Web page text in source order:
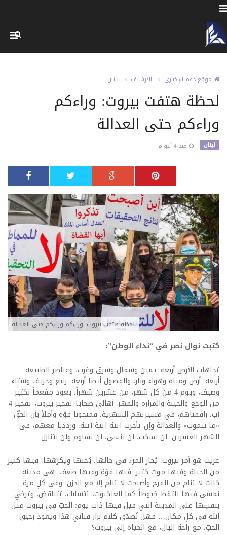
موقع دعم الإخباري الارشيف لبنان
لحظة هتفت بيروت: وراءكم
وراءكم حتى العدالة
لبنان منذ 4 أعوام
لحظة هتفت بيروت: وراءكم وراءكم حتى العدالة
كتبت نوال نصر في “نداء الوطن”:
تجاهات الأرض أربعة: يمين وشمال وشرق وغرب، وعناصر الطبيعة
أربعة: أرض ومياه وهواء ونار، والفصول أيضا أربعة: ربيع وخريف وشتاء
وصيف، ويوم 4 من كل شهر، من عشرين شهراً، يعود مفعماً بكثير
من الوجع والخيبة والمرارة والقهر. أهالي ضحايا تفجير بيروت، تفجير 4
آب، رافقناهم، في مسيرتهم الشهرية، فمنحونا قوّة وأملاً بأن الحقّ
«ما بيموت» والعدالة وإن تأخرت آتية آتية آتية. ورددنا معهم، في
الشهر العشرين: لن نسكت، لن ننسى، لن نساوم ولن نتنازل.
غريب هو أمر بيروت. يُحار المرء في حالها. يُحبها ويكرهها. فيها كثير
من الحياة وفيها موت كثير. فيها قوّة وفيها ضعف. هي مدينة
كانت لا تنام من الفرح وأصبحت لا تنام إلا مع الحزن. وفي كلِ مرة
نمشي فيها نلتقط خيوطاً كما العنكبوت، تتشابك، تتناقض، وترخي
بنفسِها على المدينة التي قيل فيها ذات يوم: الحبّ في بيروت مثل
الله في كلِ مكان… فهل نُصدّق كلام نزار قباني هذا ويعود رحيق
الحبّ، مع راحة البال، مع الحياة إلى بيروت؟